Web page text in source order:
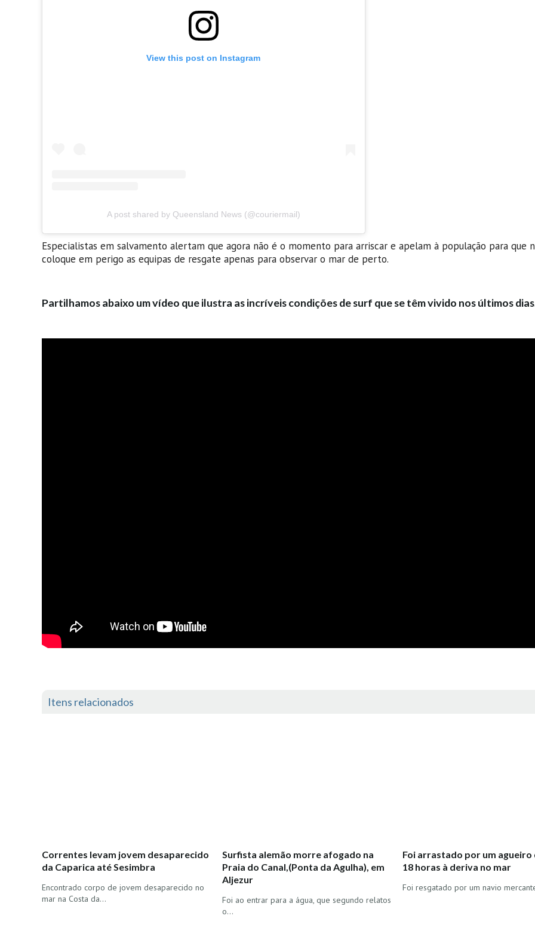
View this post on Instagram
A post shared by Queensland News (@couriermail)
Especialistas em salvamento alertam que agora não é o momento para arriscar e apelam à população para que
coloque em perigo as equipas de resgate apenas para observar o mar de perto.
Partilhamos abaixo um vídeo que ilustra as incríveis condições de surf que se têm vivido nos últimos
Itens relacionados
Correntes levam jovem desaparecido
da Caparica até Sesimbra
Encontrado corpo de jovem desaparecido no
mar na Costa da…
Surfista alemão morre afogado na
Praia do Canal,(Ponta da Agulha), em
Aljezur
Foi ao entrar para a água, que segundo relatos
o…
Foi arrastado por um agueiro
18 horas à deriva no mar
Foi resgatado por um navio